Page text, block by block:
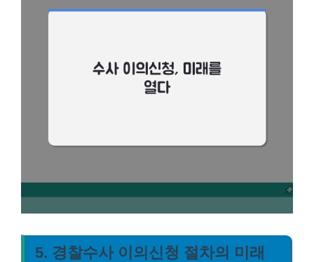
5. 경찰수사 이의신청 절차의 미래